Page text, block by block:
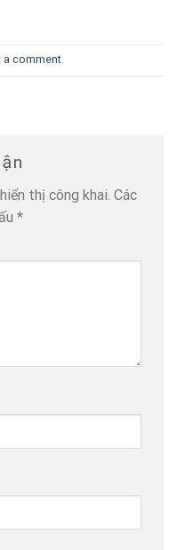
a comment.
thị công khai. Các
*